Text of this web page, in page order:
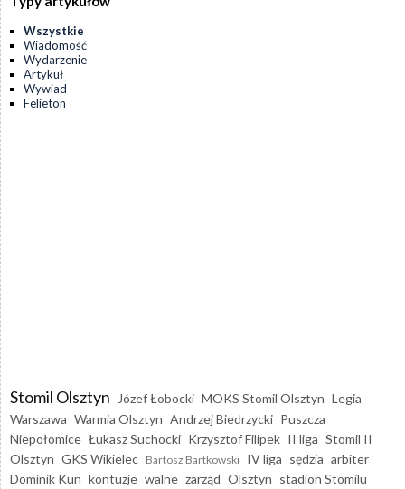
Wszystkie
Wiadomość
Wydarzenie
Artykuł
Wywiad
Felieton
Stomil Olsztyn Józef Łobocki MOKS Stomil Olsztyn Legia
Warszawa Warmia Olsztyn Andrzej Biedrzycki Puszcza
Niepołomice Łukasz Suchocki Krzysztof Filipek II liga Stomil II
Olsztyn GKS Wikielec Bartosz Bartkowski IV liga sędzia arbiter
Dominik Kun kontuzje walne zarząd Olsztyn stadion Stomilu